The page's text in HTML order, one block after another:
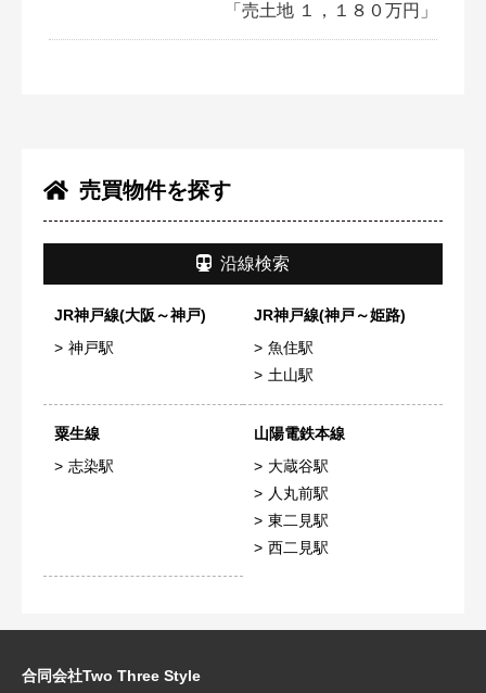
売買物件を探す
沿線検索
JR神戸線(大阪～神戸)
神戸駅
JR神戸線(神戸～姫路)
魚住駅
土山駅
粟生線
志染駅
山陽電鉄本線
大蔵谷駅
人丸前駅
東二見駅
西二見駅
「売土地 １，１８０万円」
合同会社Two Three Style